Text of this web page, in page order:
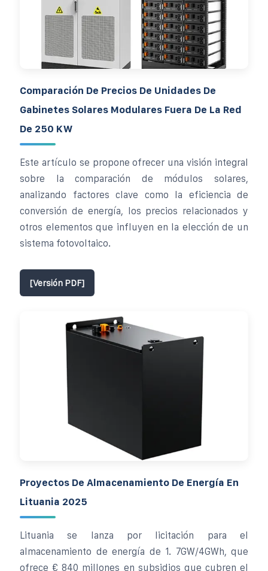
Comparación De Precios De Unidades De
Gabinetes Solares Modulares Fuera De La Red
De 250 KW
Este artículo se propone ofrecer una visión integral
sobre la comparación de módulos solares,
analizando factores clave como la eficiencia de
conversión de energía, los precios relacionados y
otros elementos que influyen en la elección de un
sistema fotovoltaico.
[Versión PDF]
Proyectos De Almacenamiento De Energía En
Lituania 2025
Lituania se lanza por licitación para el
almacenamiento de energía de 1. 7GW/4GWh, que
ofrece € 840 millones en subsidios que cubren el